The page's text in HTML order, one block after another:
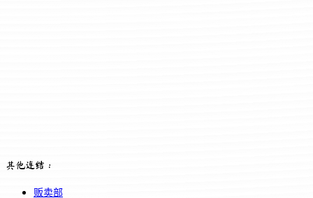
其他连结：
贩卖部